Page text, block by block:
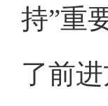
持”重
了前